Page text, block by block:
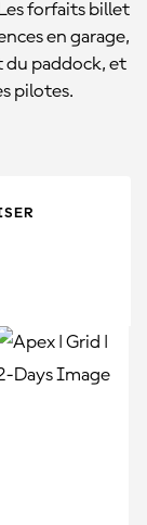
forfaits billet
en garage,
du paddock, et
pilotes.